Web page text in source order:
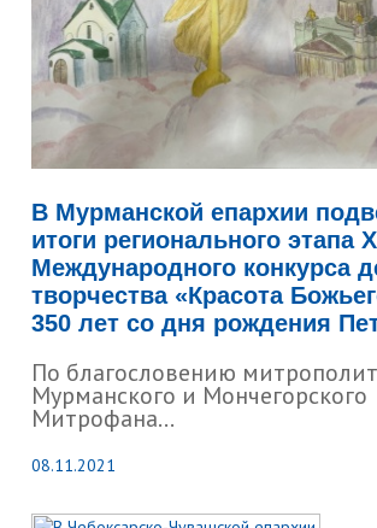
В Мурманской епархии
итоги регионального этапа
Международного конкурса
творчества «Красота
350 лет со дня рождения
По благословению
Мурманского и Мончегорского
Митрофана...
08.11.2021